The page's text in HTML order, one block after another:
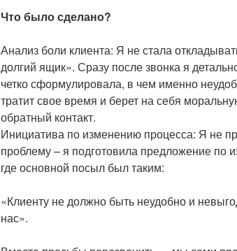
Что было сделано?
Анализ боли клиента: Я не стала
долгий ящик». Сразу после звонка я
четко сформулировала, в чем именно
тратит свое время и берет на себя
обратный контакт.
Инициатива по изменению процесса: Я не
проблему – я подготовила предложение по
где основной посыл был таким:
«Клиенту не должно быть неудобно и
нас».